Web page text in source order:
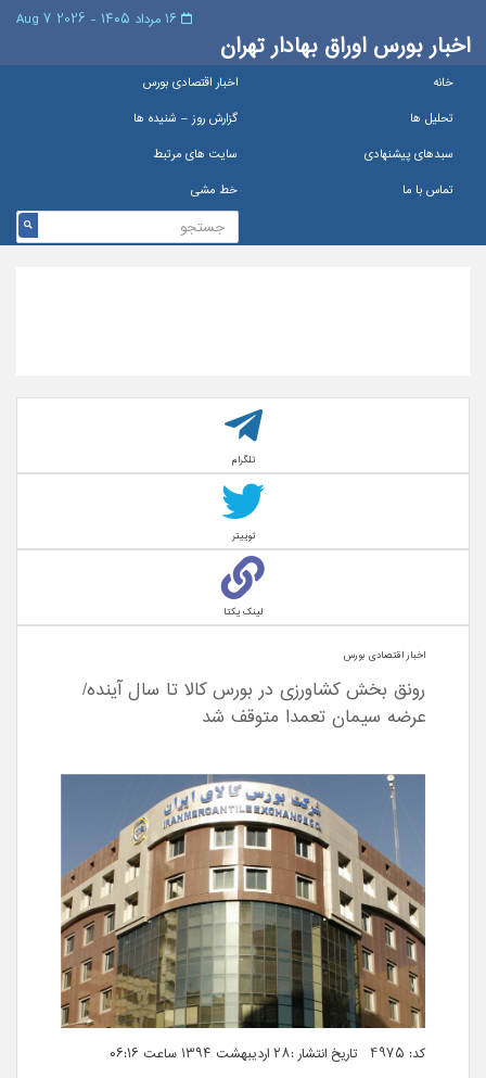
اخبار بورس اوراق بهادار تهران
خانه
اخبار اقتصادی بورس
تحلیل ها
گزارش روز – شنيده ها
سبدهای پیشنهادی
سایت های مرتبط
تماس با ما
خط مشی
تلگرام
توییتر
لینک یکتا
اخبار اقتصادی بورس
رونق بخش کشاورزی در بورس کالا تا سال آینده/
عرضه سیمان تعمدا متوقف شد
کد: 4975 تاریخ انتشار :۲۸ اردیبهشت ۱۳۹۴ ساعت ۰۶:۱۶